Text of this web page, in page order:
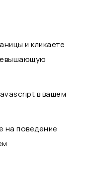
и кликаете
в вашем
на поведение